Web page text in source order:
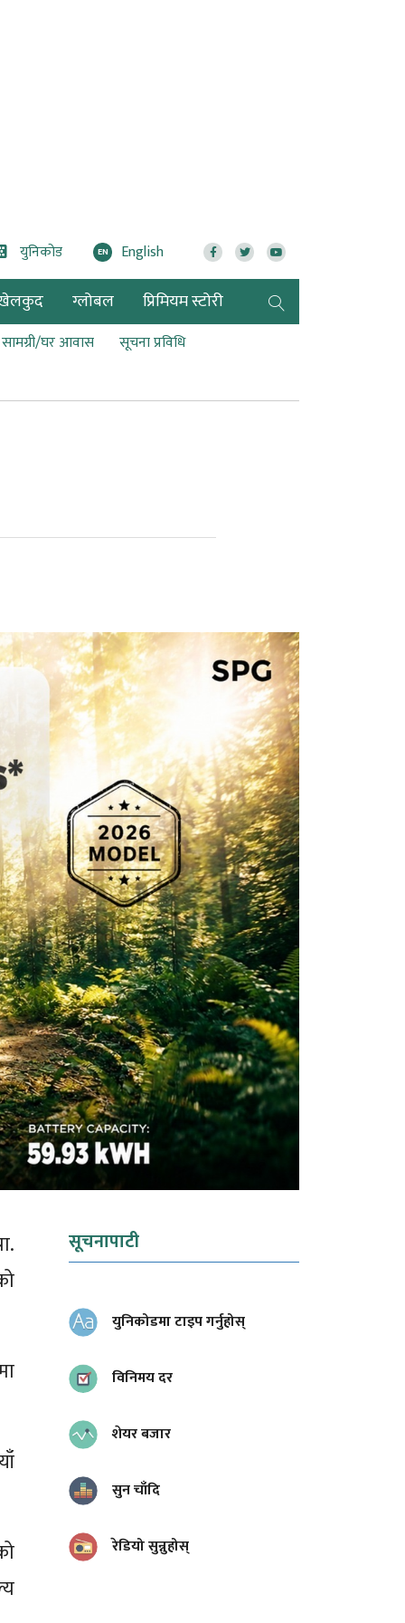
युनिकोड EN English
ग्लोबल प्रिमियम स्टोरी
सामग्री/घर आवास
सूचना प्रविधि
सूचनापाटी
युनिकोडमा टाइप गर्नुहोस्
विनिमय दर
शेयर बजार
सुन चाँदि
रेडियो सुन्नुहोस्